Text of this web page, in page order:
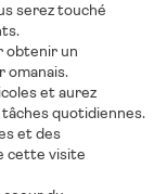
serez touché
obtenir un
omanais.
et aurez
quotidiennes.
et des
cette visite